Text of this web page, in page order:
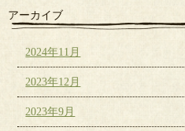
アーカイブ
2024年11月
2023年12月
2023年9月